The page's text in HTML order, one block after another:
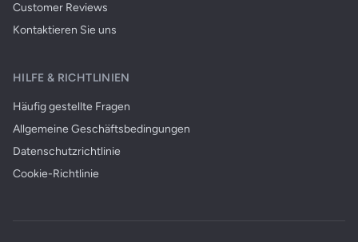
Customer Reviews
Kontaktieren Sie uns
HILFE & RICHTLINIEN
Häufig gestellte Fragen
Allgemeine Geschäftsbedingungen
Datenschutzrichtlinie
Cookie-Richtlinie